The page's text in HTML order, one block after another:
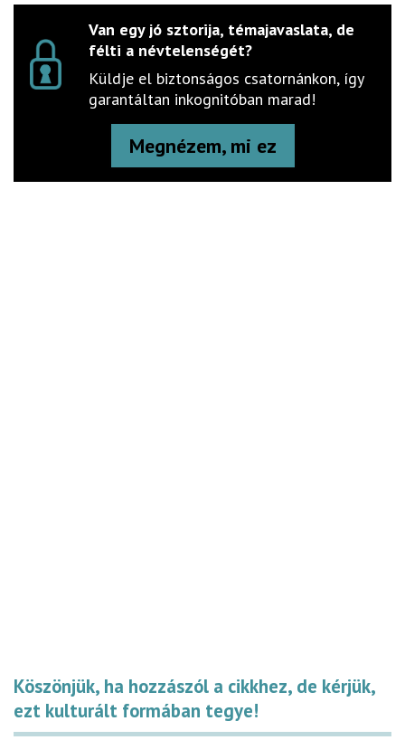
Van egy jó sztorija, témajavaslata, de
félti a névtelenségét?
Küldje el biztonságos csatornánkon, így
garantáltan inkognitóban marad!
Megnézem, mi ez
Köszönjük, ha hozzászól a cikkhez, de kérjük,
ezt kulturált formában tegye!